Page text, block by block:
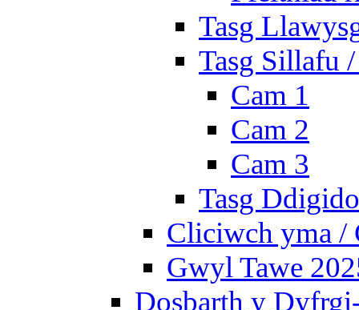
Tasg
Tasg Sillafu
Cam 1
Cam 2
Cam 3
Tasg
Cliciwch yma /
Gwyl Tawe
Dosbarth y